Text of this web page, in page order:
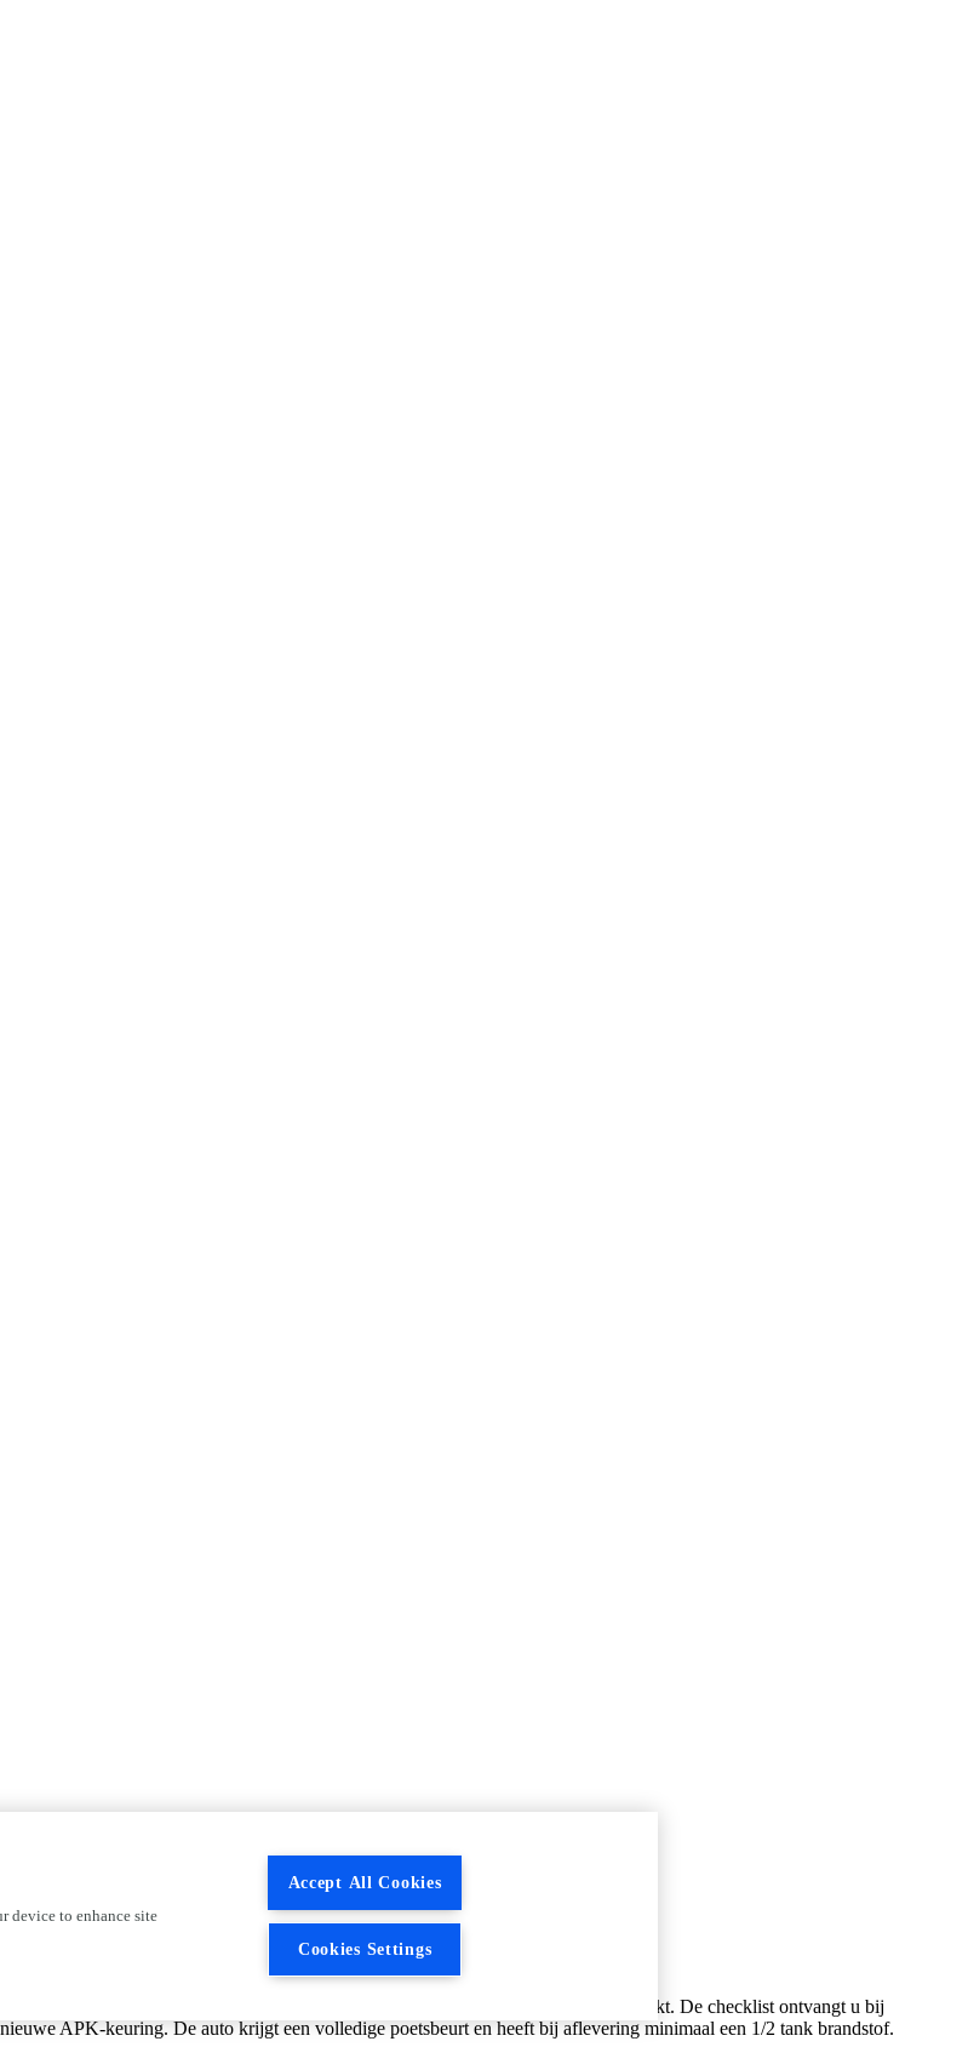
aan de hand van een checklist. Eventuele gebreken worden in orde gemaakt. De checklist ontvangt u bij
APK-keuring. De auto krijgt een volledige poetsbeurt en heeft bij aflevering minimaal een 1/2 tank brandstof.
device to enhance site
Accept All Cookies
Cookies Settings